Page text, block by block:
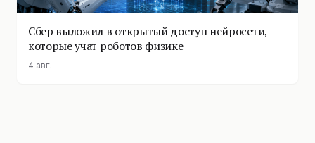
Сбер выложил в открытый доступ нейросети,
которые учат роботов физике
4 авг.